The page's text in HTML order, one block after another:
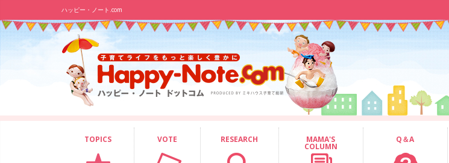
ハッピー・ノート.com
TOPICS VOTE RESEARCH MAMA'S
COLUMN
Q＆A